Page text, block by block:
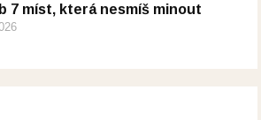
7 míst, která nesmíš minout